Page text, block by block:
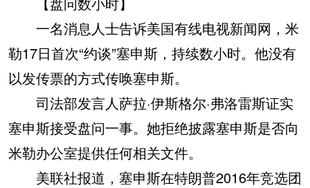
一名消息人士告诉美国有线电视新闻网，米
勒17日首次“约谈”塞申斯，持续数小时。他没有
以发传票的方式传唤塞申斯。
司法部发言人萨拉·伊斯格尔·弗洛雷斯证实
塞申斯接受盘问一事。她拒绝披露塞申斯是否向
米勒办公室提供任何相关文件。
美联社报道，塞申斯在特朗普2016年竞选团